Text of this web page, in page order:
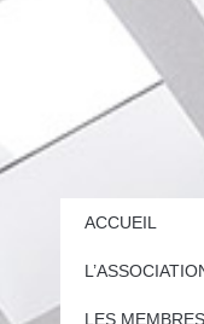
ACCUEIL
LES